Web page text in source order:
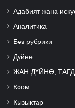
Адабият жана
Аналитика
Без рубрики
Дүйнө
ЖАН ДҮЙНӨ,
Коом
Кызыктар